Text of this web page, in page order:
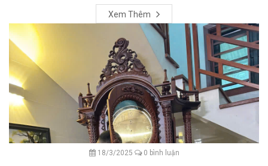
Xem Thêm
18/3/2025 0 bình luận